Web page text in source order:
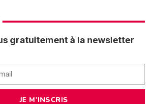
gratuitement à la newsletter